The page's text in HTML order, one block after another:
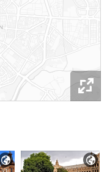

 